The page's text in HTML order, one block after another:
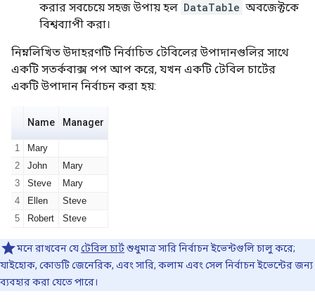
করার সবচেয়ে সহজ উপায় হল DataTable অবজেক্টকে
বিশ্বব্যাপী করা।
নিম্নলিখিত উদাহরণটি নির্বাচিত টেবিলের উপাদানগুলির সাথে
একটি সতর্কবাক্স পপ আপ করে, যখন একটি টেবিল চার্টের
একটি উপাদান নির্বাচন করা হয়:
মনে রাখবেন যেটেবিল চার্টশুধুমাত্র সারি নির্বাচন ইভেন্টগুলি চালু করে;
যাইহোক, কোডটি জেনেরিক, এবং সারি, কলাম এবং সেল নির্বাচন ইভেন্টের জন্য
ব্যবহার করা যেতে পারে।